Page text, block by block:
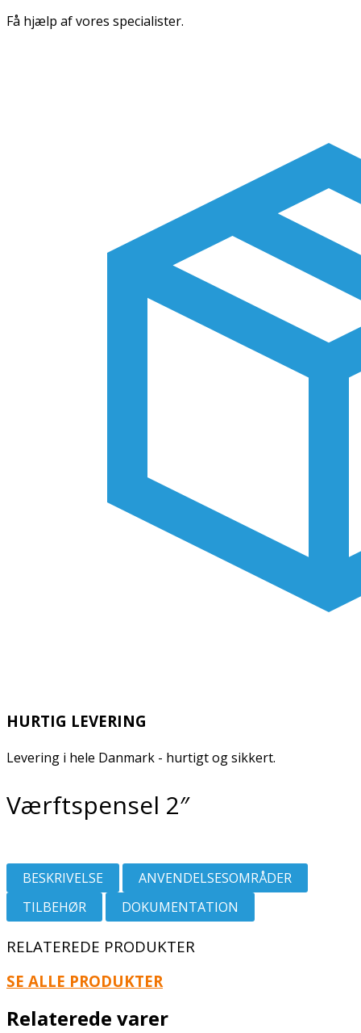
Få hjælp af vores specialister.
HURTIG LEVERING
Levering i hele Danmark - hurtigt og sikkert.
Værftspensel 2″
BESKRIVELSE
ANVENDELSESOMRÅDER
TILBEHØR
DOKUMENTATION
RELATEREDE PRODUKTER
SE ALLE PRODUKTER
Relaterede varer